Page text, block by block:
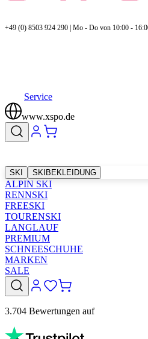
+49 (0) 8503 924 290 | Mo - Do von 10:00 -
Service
www.xspo.de
SKI SKIBEKLEIDUNG
ALPIN SKI
RENNSKI
FREESKI
TOURENSKI
LANGLAUF
PREMIUM
SCHNEESCHUHE
MARKEN
SALE
3.704 Bewertungen auf